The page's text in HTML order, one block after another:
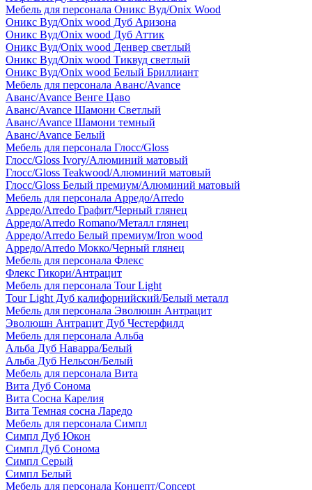
Мебель для персонала Оникс Вуд/Onix Wood
Оникс Вуд/Onix wood Дуб Аризона
Оникс Вуд/Onix wood Дуб Аттик
Оникс Вуд/Onix wood Денвер светлый
Оникс Вуд/Onix wood Тиквуд светлый
Оникс Вуд/Onix wood Белый Бриллиант
Мебель для персонала Аванс/Avance
Аванс/Avance Венге Цаво
Аванс/Avance Шамони Светлый
Аванс/Avance Шамони темный
Аванс/Avance Белый
Мебель для персонала Глосс/Gloss
Глосс/Gloss Ivory/Алюминий матовый
Глосс/Gloss Teakwood/Алюминий матовый
Глосс/Gloss Белый премиум/Алюминий матовый
Мебель для персонала Арредо/Arredo
Арредо/Arredo Графит/Черный глянец
Арредо/Arredo Romano/Металл глянец
Арредо/Arredo Белый премиум/Iron wood
Арредо/Arredo Мокко/Черный глянец
Мебель для персонала Флекс
Флекс Гикори/Антрацит
Мебель для персонала Tour Light
Tour Light Дуб калифорнийский/Белый металл
Мебель для персонала Эволюшн Антрацит
Эволюшн Антрацит Дуб Честерфилд
Мебель для персонала Альба
Альба Дуб Наварра/Белый
Альба Дуб Нельсон/Белый
Мебель для персонала Вита
Вита Дуб Сонома
Вита Сосна Карелия
Вита Темная сосна Ларедо
Мебель для персонала Симпл
Симпл Дуб Юкон
Симпл Дуб Сонома
Симпл Серый
Симпл Белый
Мебель для персонала Концепт/Concept